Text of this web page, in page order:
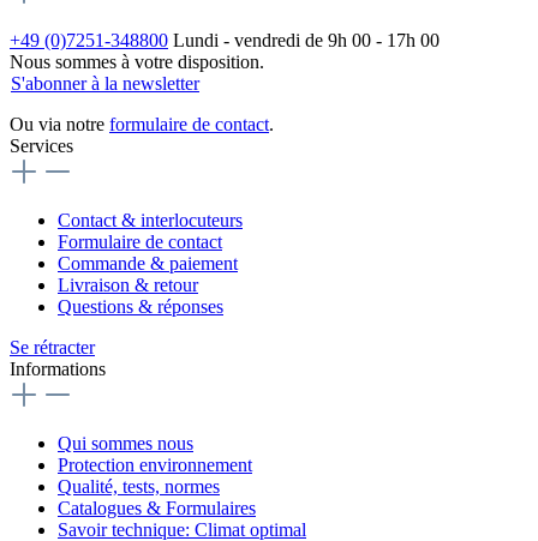
+49 (0)7251-348800 Lundi - vendredi de 9h 00 - 17h 00
Nous sommes à votre disposition.
S'abonner à la newsletter
Ou via notre formulaire de contact.
Services
Contact & interlocuteurs
Formulaire de contact
Commande & paiement
Livraison & retour
Questions & réponses
Se rétracter
Informations
Qui sommes nous
Protection environnement
Qualité, tests, normes
Catalogues & Formulaires
Savoir technique: Climat optimal